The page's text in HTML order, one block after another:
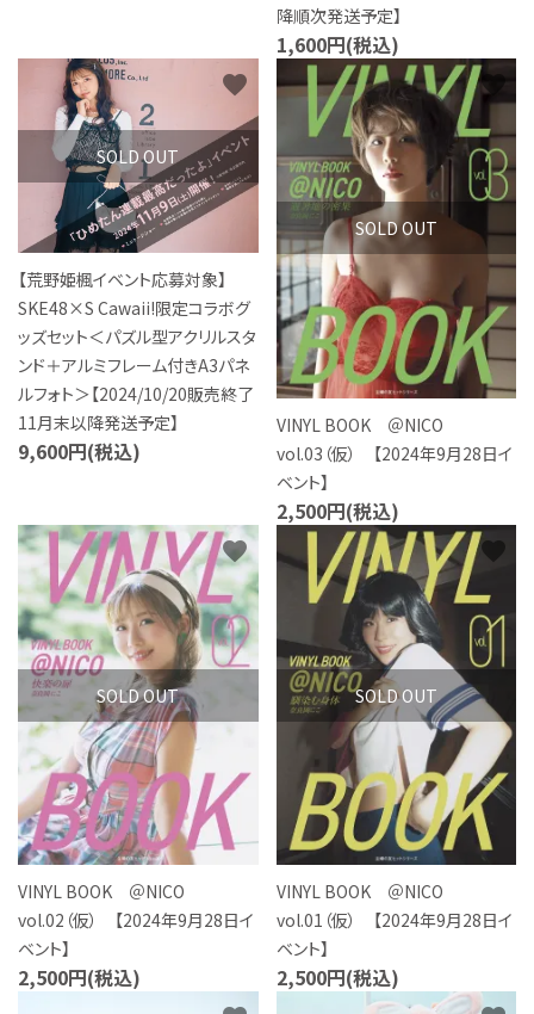
降順次発送予定】
1,600円(税込)
SOLD OUT
【荒野姫楓イベント応募対象】
SKE48×S Cawaii!限定コラボグ
ッズセット＜パズル型アクリルスタ
ンド＋アルミフレーム付きA3パネ
ルフォト＞【2024/10/20販売終了
11月末以降発送予定】
9,600円(税込)
favorite
SOLD OUT
VINYL BOOK ＠NICO
vol.03（仮） 【2024年9月28日イ
ベント】
2,500円(税込)
favorite
SOLD OUT
VINYL BOOK ＠NICO
vol.02（仮） 【2024年9月28日イ
ベント】
2,500円(税込)
favorite
SOLD OUT
VINYL BOOK ＠NICO
vol.01（仮） 【2024年9月28日イ
ベント】
2,500円(税込)
favorite